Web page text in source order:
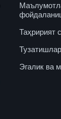
Таҳририят
Эгалик ва